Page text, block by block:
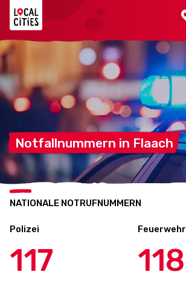
Notfallnummern in Flaach
NATIONALE NOTRUFNUMMERN
Polizei
117
Feuerwehr
118